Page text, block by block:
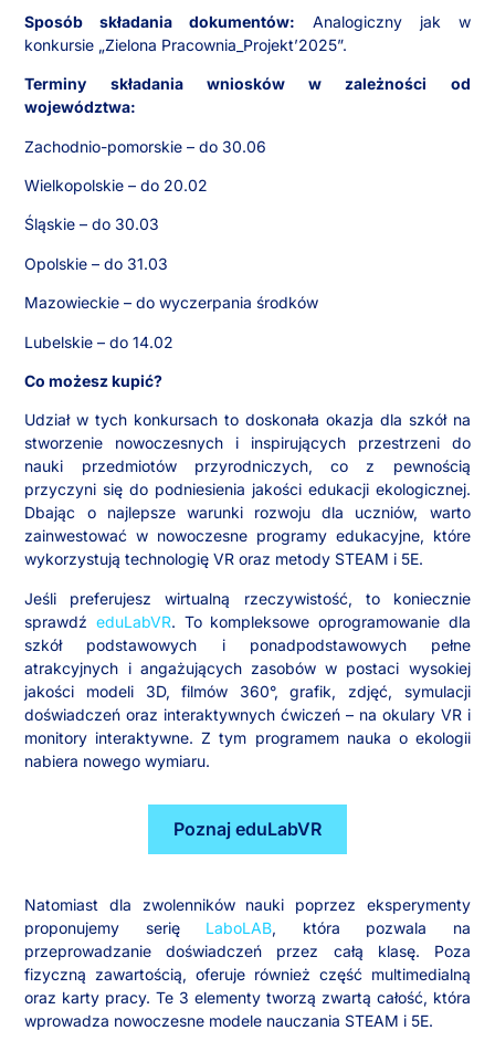
Sposób składania dokumentów: Analogiczny jak w
konkursie „Zielona Pracownia_Projekt’2025”.
Terminy składania wniosków w zależności od
województwa:
Zachodnio-pomorskie – do 30.06
Wielkopolskie – do 20.02
Śląskie – do 30.03
Opolskie – do 31.03
Mazowieckie – do wyczerpania środków
Lubelskie – do 14.02
Co możesz kupić?
Udział w tych konkursach to doskonała okazja dla szkół na
stworzenie nowoczesnych i inspirujących przestrzeni do
nauki przedmiotów przyrodniczych, co z pewnością
przyczyni się do podniesienia jakości edukacji ekologicznej.
Dbając o najlepsze warunki rozwoju dla uczniów, warto
zainwestować w nowoczesne programy edukacyjne, które
wykorzystują technologię VR oraz metody STEAM i 5E.
Jeśli preferujesz wirtualną rzeczywistość, to koniecznie
sprawdźeduLabVR. To kompleksowe oprogramowanie dla
szkół podstawowych i ponadpodstawowych pełne
atrakcyjnych i angażujących zasobów w postaci wysokiej
jakości modeli 3D, filmów 360°, grafik, zdjęć, symulacji
doświadczeń oraz interaktywnych ćwiczeń – na okulary VR i
monitory interaktywne. Z tym programem nauka o ekologii
nabiera nowego wymiaru.
Poznaj eduLabVR
Natomiast dla zwolenników nauki poprzez eksperymenty
proponujemy serię LaboLAB, która pozwala na
przeprowadzanie doświadczeń przez całą klasę. Poza
fizyczną zawartością, oferuje również część multimedialną
oraz karty pracy. Te 3 elementy tworzą zwartą całość, która
wprowadza nowoczesne modele nauczania STEAM i 5E.